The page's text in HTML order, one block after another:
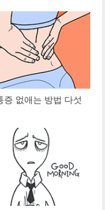
증 없애는 방법 다섯